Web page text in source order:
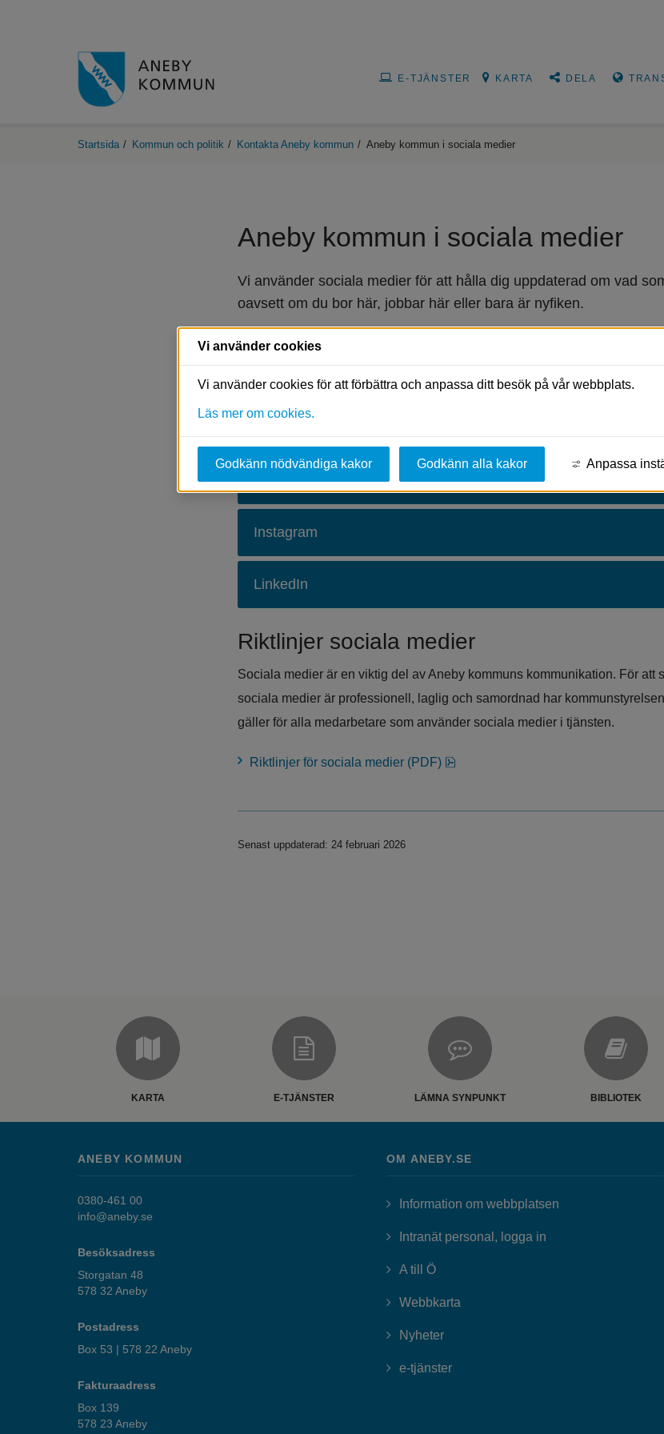
E-TJÄNSTER KARTA DELA
Startsida / Kommun och politik / Kontakta Aneby kommun / Aneby kommun i sociala medier
Aneby kommun i sociala medier
Vi använder sociala medier för att hålla dig uppdaterad om vad
oavsett om du bor här, jobbar här eller bara är nyfiken.
Genom våra kanaler kan vi snabbt och enkelt nå ut med viktig information,
delar av det som händer i vår kommun. På så sätt blir det lättare för dig att
komma i kontakt med oss.
Kommunens konton på sociala medier
Facebook
Instagram
LinkedIn
Riktlinjer sociala medier
Sociala medier är en viktig del av Aneby kommuns kommunikation. För att
sociala medier är professionell, laglig och samordnad har
gäller för alla medarbetare som använder sociala medier i tjänsten.
Riktlinjer för sociala medier (PDF)
Senast uppdaterad: 24 februari 2026
KARTA E-TJÄNSTER LÄMNA SYNPUNKT BIBLIOTEK
ANEBY KOMMUN
0380-461 00
info@aneby.se
Besöksadress
Storgatan 48
578 32 Aneby
Postadress
Box 53 | 578 22 Aneby
Fakturaadress
Box 139
578 23 Aneby
OM ANEBY.SE
Information om webbplatsen
Intranät personal, logga in Länk till annan
A till Ö
Webbkarta
Nyheter
e-tjänsterLänk till annan webbplats, öppnas i
Vi använder cookies
Vi använder cookies för att förbättra och anpassa ditt besök på vår webbplats.
Läs mer om cookies.
Godkänn nödvändiga kakor Godkänn alla kakor Anpassa